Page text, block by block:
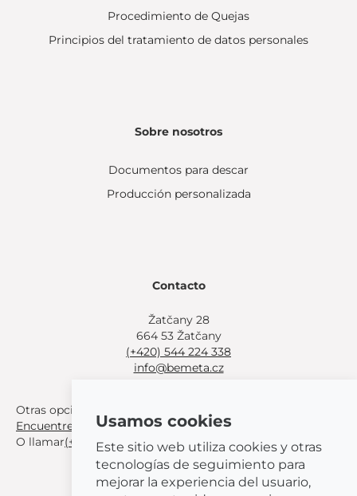
Procedimiento de Quejas
Principios del tratamiento de datos personales
Sobre nosotros
Documentos para descar
Producción personalizada
Contacto
Žatčany 28
664 53 Žatčany
(+420) 544 224 338
info@bemeta.cz
Otras opciones de compra:
Encuentre un distribuidor cerca de usted
O llamar(+420) 544 224 338.
Usamos cookies
Este sitio web utiliza cookies y otras
tecnologías de seguimiento para
mejorar la experiencia del usuario,